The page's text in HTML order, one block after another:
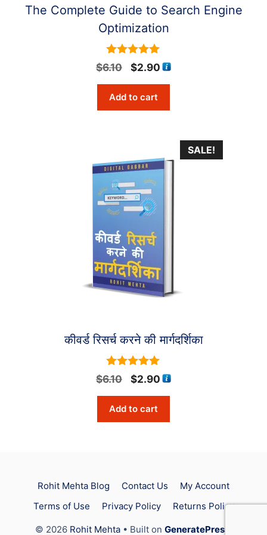
The Complete Guide to Search Engine
Optimization
5
out of 5
$6.10
Original
price
was:
$2.90Current
price
Add to cart
SALE!
कीवर्ड रिसर्च करने की मार्गदर्शिका
5
out of 5
$6.10
Original
price
was:
$2.90Current
price
Add to cart
Rohit Mehta Blog Contact Us
My Account
Terms of Use
Privacy Policy Returns Policy
© 2026 Rohit Mehta • Built on GeneratePress
price
price